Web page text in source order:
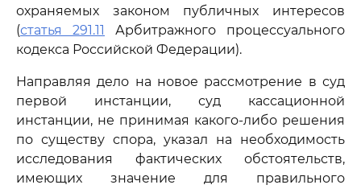
охраняемых законом публичных интересов
(статья 291.11
Арбитражного процессуального
кодекса Российской Федерации).
Направляя дело на новое рассмотрение в суд
первой инстанции, суд кассационной
инстанции, не принимая какого-либо решения
по существу спора, указал на необходимость
исследования фактических обстоятельств,
имеющих значение для правильного